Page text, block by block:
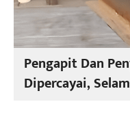
Pengapit Dan
Dipercayai,